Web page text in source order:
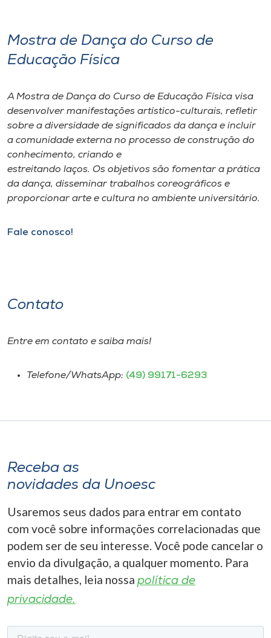
Mostra de Dança do Curso de
Educação Física
A Mostra de Dança do Curso de Educação Física visa
desenvolver manifestações artístico-culturais, refletir
sobre a diversidade de significados da dança e incluir
a comunidade externa no processo de construção do
conhecimento, criando e
estreitando laços. Os objetivos são fomentar a prática
da dança, disseminar trabalhos coreográficos e
proporcionar arte e cultura no ambiente universitário.
Fale conosco!
Contato
Entre em contato e saiba mais!
Telefone/WhatsApp: (49) 99171-6293
Receba as
novidades da Unoesc
Usaremos seus dados para entrar em contato
com você sobre informações correlacionadas que
podem ser de seu interesse. Você pode cancelar o
envio da divulgação, a qualquer momento. Para
mais detalhes, leia nossa política de
privacidade.